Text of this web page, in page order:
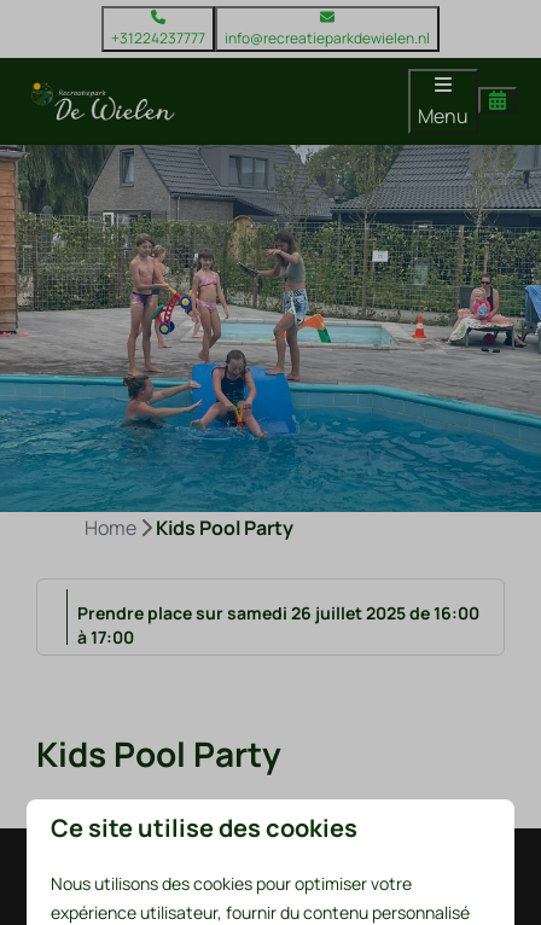
+31224237777 info@recreatieparkdewielen.nl
Menu
Home Kids Pool Party
Prendre place sur samedi 26 juillet 2025 de 16:00
à 17:00
Kids Pool Party
Payer en toute sécurité
Ce site utilise des cookies
Nous utilisons des cookies pour optimiser votre
expérience utilisateur, fournir du contenu personnalisé